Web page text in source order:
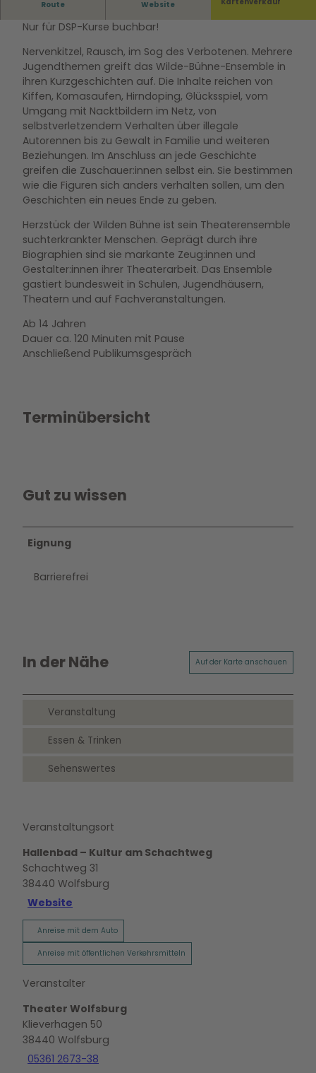
Route Website
Nur für DSP-Kurse buchbar!
Nervenkitzel, Rausch, im Sog des Verbotenen. Mehrere
Jugendthemen greift das Wilde-Bühne-Ensemble in
ihren Kurzgeschichten auf. Die Inhalte reichen von
Kiffen, Komasaufen, Hirndoping, Glücksspiel, vom
Umgang mit Nacktbildern im Netz, von
selbstverletzendem Verhalten über illegale
Autorennen bis zu Gewalt in Familie und weiteren
Beziehungen. Im Anschluss an jede Geschichte
greifen die Zuschauer:innen selbst ein. Sie bestimmen
wie die Figuren sich anders verhalten sollen, um den
Geschichten ein neues Ende zu geben.
Herzstück der Wilden Bühne ist sein Theaterensemble
sucht­erkrankter Menschen. Geprägt durch ihre
Biographien sind sie markante Zeug:innen und
Gestalter:innen ihrer Theaterarbeit. Das Ensemble
gastiert bundesweit in Schulen, Jugendhäusern,
Theatern und auf Fachveranstaltungen.
Ab 14 Jahren
Dauer ca. 120 Minuten mit Pause
Anschließend Publikumsgespräch
Terminübersicht
Gut zu wissen
Eignung
Barrierefrei
In der Nähe Auf der Karte anschauen
Veranstaltung
Essen & Trinken
Sehenswertes
Veranstaltungsort
Hallenbad – Kultur am Schachtweg
Schachtweg 31
38440 Wolfsburg
Website
Anreise mit dem Auto
Anreise mit öffentlichen Verkehrsmitteln
Veranstalter
Theater Wolfsburg
Klieverhagen 50
38440 Wolfsburg
05361 2673-38